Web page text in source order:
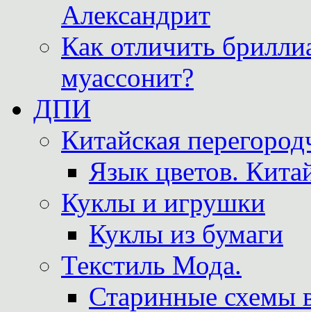
Александрит
Как отличить
муассонит?
ДПИ
Китайская
Язык цветов.
Куклы и игрушки
Куклы из бумаги
Текстиль Мода.
Старинные схемы